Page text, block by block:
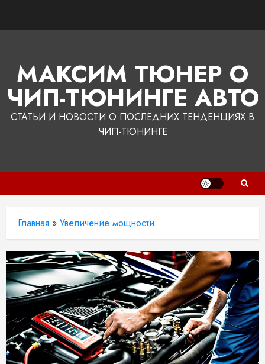
МАКСИМ ТЮНЕР О
ЧИП-ТЮНИНГЕ АВТО
СТАТЬИ И НОВОСТИ О ПОСЛЕДНИХ ТЕНДЕНЦИЯХ В
ЧИП-ТЮНИНГЕ
Главная » Увеличение мощности